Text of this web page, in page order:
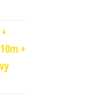
+